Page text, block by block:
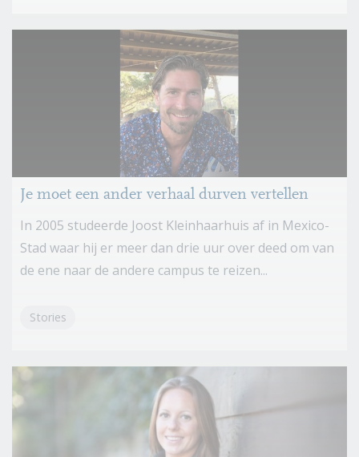
Je moet een ander verhaal durven vertellen
In 2005 studeerde Joost Kleinhaarhuis af in Mexico-
Stad waar hij er meer dan drie uur over deed om van
de ene naar de andere campus te reizen...
Stories